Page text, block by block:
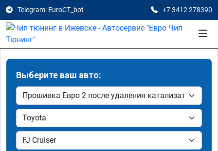
Telegram: EuroCT_bot +7 3412 278390
Выберите ваш авто: